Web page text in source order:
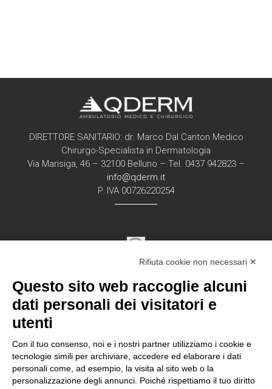
DIRETTORE SANITARIO: dr. Marco Dal Canton Medico
Chirurgo-Specialista in Dermatologia
Via Marisiga, 46 – 32100 Belluno – Tel. 0437 942823 –
info@qderm.it
P. IVA 00726220254
per la erogazione di servizi medici e chirurgici di
diagnosi e cura nell’ambito
della disciplina della Dermatologia in regime
Documentazione Privacy – Regolamento EU
Rifiuta cookie non necessari ✕
Questo sito web raccoglie alcuni
dati personali dei visitatori e
utenti
Con il tuo consenso, noi e i nostri partner utilizziamo i cookie e
tecnologie simili per archiviare, accedere ed elaborare i dati
personali come, ad esempio, la visita al sito web o la
personalizzazione degli annunci. Poiché rispettiamo il tuo diritto